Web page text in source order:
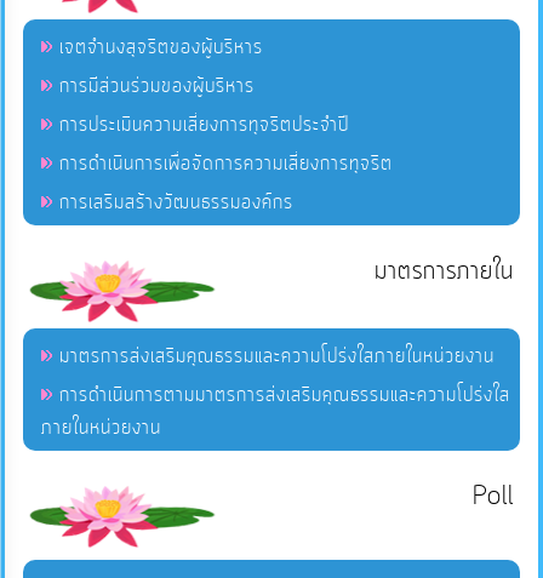
เจตจำนงสุจริตของผู้บริหาร
การมีส่วนร่วมของผู้บริหาร
การประเมินความเสี่ยงการทุจริตประจำปี
การดำเนินการเพื่อจัดการความเสี่ยงการทุจริต
การเสริมสร้างวัฒนธรรมองค์กร
มาตรการภายใน
มาตรการส่งเสริมคุณธรรมและความโปร่งใสภายในหน่วยงาน
การดำเนินการตามมาตรการส่งเสริมคุณธรรมและความโปร่งใส
ภายในหน่วยงาน
Poll